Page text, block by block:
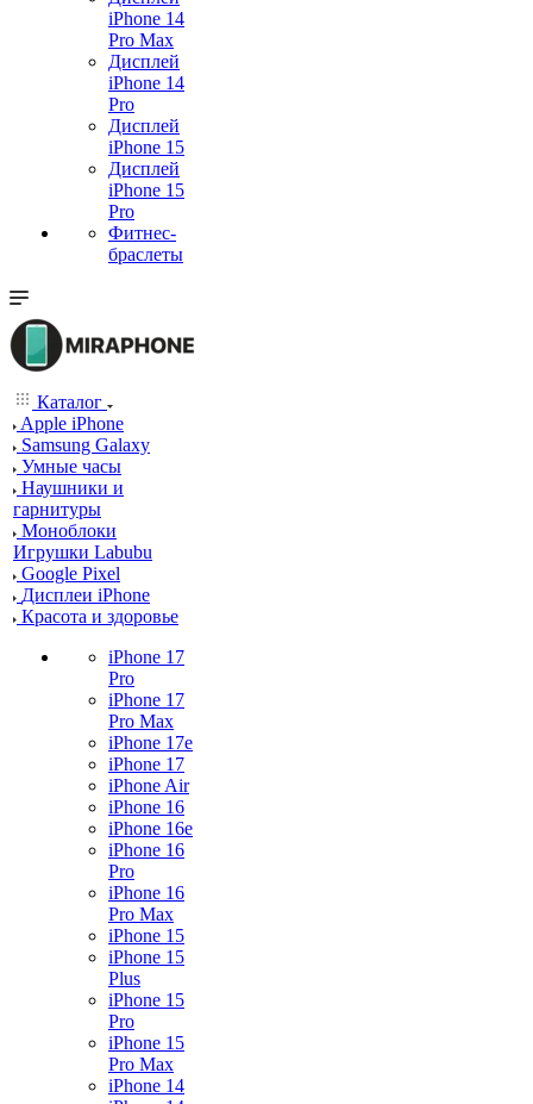
iPhone 14
Pro Max
Дисплей
iPhone 14
Pro
Дисплей
iPhone 15
Дисплей
iPhone 15
Pro
Фитнес-
браслеты
Каталог
Apple iPhone
Samsung Galaxy
Умные часы
Наушники и
гарнитуры
Моноблоки
Игрушки Labubu
Google Pixel
Дисплеи iPhone
Красота и здоровье
iPhone 17
Pro
iPhone 17
Pro Max
iPhone 17e
iPhone 17
iPhone Air
iPhone 16
iPhone 16e
iPhone 16
Pro
iPhone 16
Pro Max
iPhone 15
iPhone 15
Plus
iPhone 15
Pro
iPhone 15
Pro Max
iPhone 14